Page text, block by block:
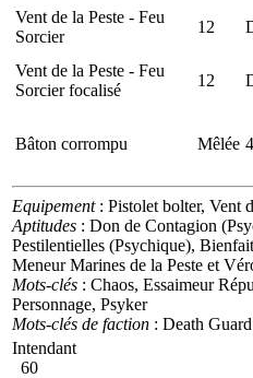
Vent de la Peste - Feu
Sorcier
12
Vent de la Peste - Feu
Sorcier focalisé
12
Bâton corrompu Mêlée 4
Equipement: Pistolet bolter, Vent
Aptitudes : Don de Contagion
Pestilentielles (Psychique),
Meneur Marines de la Peste et
Mots-clés : Chaos, Essaimeur
Personnage, Psyker
Mots-clés de faction : Death Guard
Intendant
60